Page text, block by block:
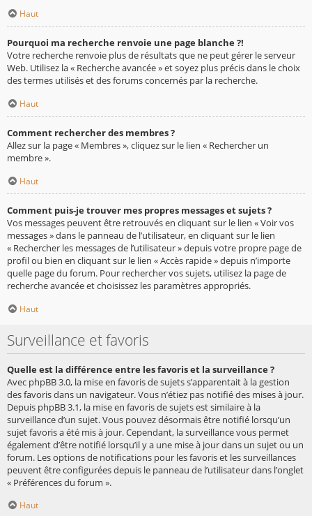
Haut
Pourquoi ma recherche renvoie une page blanche ?!
Votre recherche renvoie plus de résultats que ne peut gérer le serveur
Web. Utilisez la « Recherche avancée » et soyez plus précis dans le choix
des termes utilisés et des forums concernés par la recherche.
Haut
Comment rechercher des membres ?
Allez sur la page « Membres », cliquez sur le lien « Rechercher un
membre ».
Haut
Comment puis-je trouver mes propres messages et sujets ?
Vos messages peuvent être retrouvés en cliquant sur le lien « Voir vos
messages » dans le panneau de l’utilisateur, en cliquant sur le lien
« Rechercher les messages de l’utilisateur » depuis votre propre page de
profil ou bien en cliquant sur le lien « Accès rapide » depuis n’importe
quelle page du forum. Pour rechercher vos sujets, utilisez la page de
recherche avancée et choisissez les paramètres appropriés.
Haut
Surveillance et favoris
Quelle est la différence entre les favoris et la surveillance ?
Avec phpBB 3.0, la mise en favoris de sujets s’apparentait à la gestion
des favoris dans un navigateur. Vous n’étiez pas notifié des mises à jour.
Depuis phpBB 3.1, la mise en favoris de sujets est similaire à la
surveillance d’un sujet. Vous pouvez désormais être notifié lorsqu’un
sujet favoris a été mis à jour. Cependant, la surveillance vous permet
également d’être notifié lorsqu’il y a une mise à jour dans un sujet ou un
forum. Les options de notifications pour les favoris et les surveillances
peuvent être configurées depuis le panneau de l’utilisateur dans l’onglet
« Préférences du forum ».
Haut